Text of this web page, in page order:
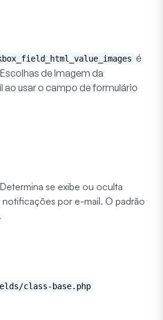
é
Escolhas de Imagem da
usar o campo de formulário
Determina se exibe ou oculta
por e-mail. O padrão
class-base.php